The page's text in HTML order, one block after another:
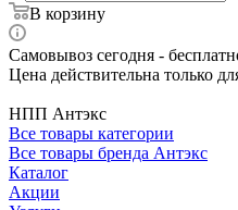
В корзину
Самовывоз сегодня -
Цена действительна только
НПП Антэкс
Все товары категории
Все товары бренда Антэкс
Каталог
Акции